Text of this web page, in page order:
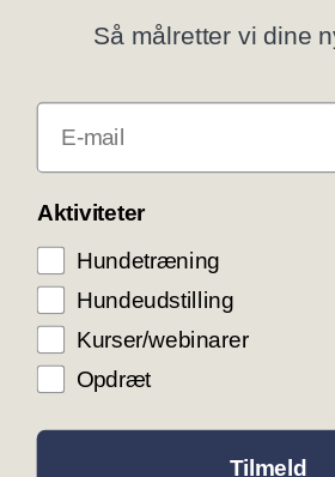
Vi bruger cookies til
trafikmåling for at
levere den bedst
brugeroplevelse. Ved at
giver du samtykke
ACCEPTER
Privatlivspolitik
Få rabat som DKK medlem
Så målretter vi dine
E-mail
Aktiviteter
Hundetræning
Hundeudstilling
Kurser/webinarer
Opdræt
Tilmeld